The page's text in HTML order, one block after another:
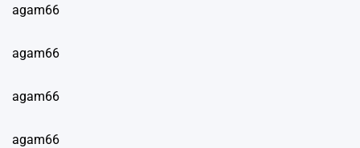
agam66
agam66
agam66
agam66